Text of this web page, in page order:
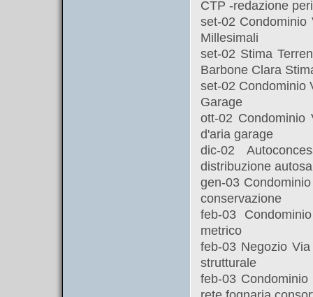
CTP -redazione
set-02
Millesimali
set-02 Stima
Barbone Clara
set-02 Condominio
Garage
ott-02
d'aria garage
dic-02
distribuzione
gen-03
conservazione
feb-03
metrico
feb-03 Negozio
strutturale
feb-03